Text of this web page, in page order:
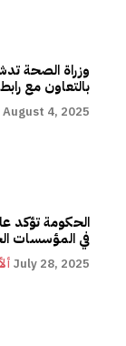
وزراة الصحة
بالتعاون مع
August 4, 2025
الحكومة تؤكد
في المؤسسات
July 28, 2025